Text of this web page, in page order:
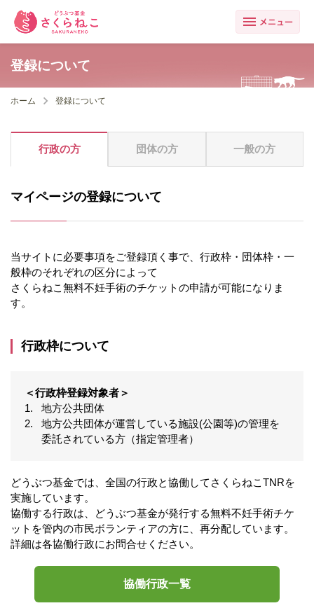
登録について
ホーム 登録について
行政の方 団体の方 一般の方
マイページの登録について
当サイトに必要事項をご登録頂く事で、行政枠・団体枠・一
般枠のそれぞれの区分によって
さくらねこ無料不妊手術のチケットの申請が可能になりま
す。
行政枠について
＜行政枠登録対象者＞
地方公共団体
地方公共団体が運営している施設(公園等)の管理を
委託されている方（指定管理者）
どうぶつ基金では、全国の行政と協働してさくらねこTNRを
実施しています。
協働する行政は、どうぶつ基金が発行する無料不妊手術チケ
ットを管内の市民ボランティアの方に、再分配しています。
詳細は各協働行政にお問合せください。
協働行政一覧